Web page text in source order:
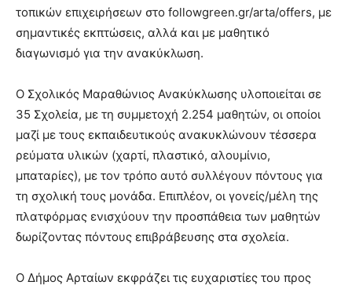
τοπικών επιχειρήσεων στο followgreen.gr/arta/offers, με
σημαντικές εκπτώσεις, αλλά και με μαθητικό
διαγωνισμό για την ανακύκλωση.
O Σχολικός Μαραθώνιος Ανακύκλωσης υλοποιείται σε
35 Σχολεία, με τη συμμετοχή 2.254 μαθητών, οι οποίοι
μαζί με τους εκπαιδευτικούς ανακυκλώνουν τέσσερα
ρεύματα υλικών (χαρτί, πλαστικό, αλουμίνιο,
μπαταρίες), με τον τρόπο αυτό συλλέγουν πόντους για
τη σχολική τους μονάδα. Επιπλέον, οι γονείς/μέλη της
πλατφόρμας ενισχύουν την προσπάθεια των μαθητών
δωρίζοντας πόντους επιβράβευσης στα σχολεία.
Ο Δήμος Αρταίων εκφράζει τις ευχαριστίες του προς